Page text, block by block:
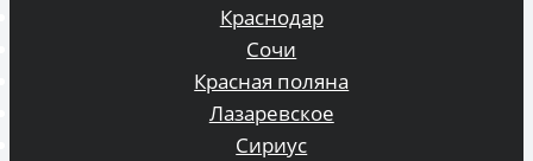
Краснодар
Сочи
Красная поляна
Лазаревское
Сириус